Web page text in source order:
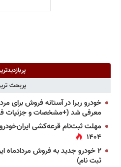
پربحث
خودرو ریرا در آستانه فروش برای
معرفی شد (+مشخصات و جزئیات
مهلت ثبت‌نام قرعه‌کشی
۱۴۰۴
۲ خودرو جدید به فروش مردادماه
ثبت نام)